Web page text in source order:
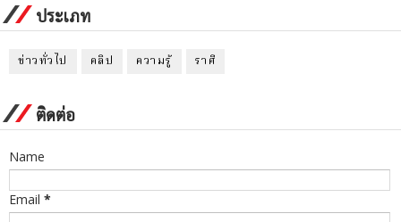
ประเภท
ข่าวทั่วไป คลิป ความรู้ ราศี
ติดต่อ
Name
Email *